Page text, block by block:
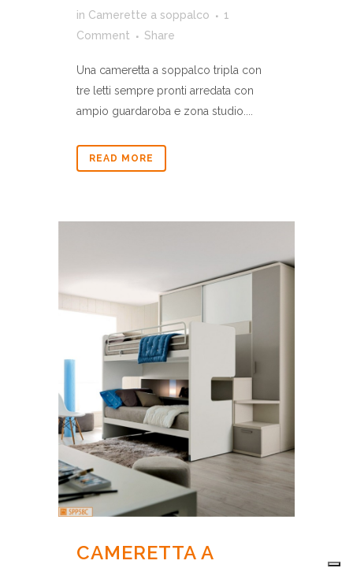
in Camerette a soppalco
1
Comment
Share
Una cameretta a soppalco tripla con
tre letti sempre pronti arredata con
ampio guardaroba e zona studio....
READ MORE
CAMERETTA A